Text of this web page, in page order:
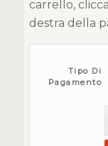
carrello,
destra della
Tipo Di
Pagamento